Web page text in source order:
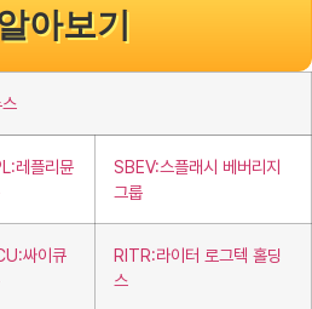
아보기
레플리뮨
SBEV:스플래시 베버리지
그룹
싸이큐
RITR:라이터 로그텍 홀딩
스